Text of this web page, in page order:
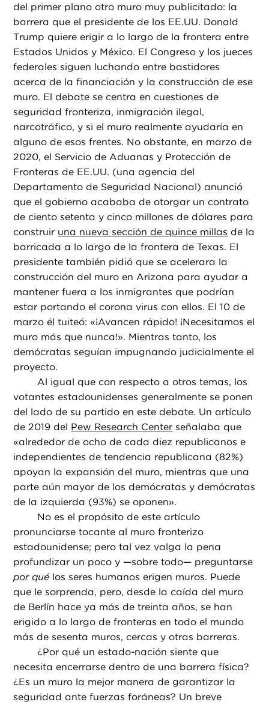
del primer plano otro muro muy publicitado: la
barrera que el presidente de los EE.UU. Donald
Trump quiere erigir a lo largo de la frontera entre
Estados Unidos y México. El Congreso y los jueces
federales siguen luchando entre bastidores
acerca de la financiación y la construcción de ese
muro. El debate se centra en cuestiones de
seguridad fronteriza, inmigración ilegal,
narcotráfico, y si el muro realmente ayudaría en
alguno de esos frentes. No obstante, en marzo de
2020, el Servicio de Aduanas y Protección de
Fronteras de EE.UU. (una agencia del
Departamento de Seguridad Nacional) anunció
que el gobierno acababa de otorgar un contrato
de ciento setenta y cinco millones de dólares para
construir una nueva sección de quince millas de la
barricada a lo largo de la frontera de Texas. El
presidente también pidió que se acelerara la
construcción del muro en Arizona para ayudar a
mantener fuera a los inmigrantes que podrían
estar portando el corona virus con ellos. El 10 de
marzo él tuiteó: «¡Avancen rápido! ¡Necesitamos el
muro más que nunca!». Mientras tanto, los
demócratas seguían impugnando judicialmente el
proyecto.
Al igual que con respecto a otros temas, los
votantes estadounidenses generalmente se ponen
del lado de su partido en este debate. Un artículo
de 2019 del Pew Research Center señalaba que
«alrededor de ocho de cada diez republicanos e
independientes de tendencia republicana (82%)
apoyan la expansión del muro, mientras que una
parte aún mayor de los demócratas y demócratas
de la izquierda (93%) se oponen».
No es el propósito de este artículo
pronunciarse tocante al muro fronterizo
estadounidense; pero tal vez valga la pena
profundizar un poco y —sobre todo— preguntarse
por qué los seres humanos erigen muros. Puede
que le sorprenda, pero, desde la caída del muro
de Berlín hace ya más de treinta años, se han
erigido a lo largo de fronteras en todo el mundo
más de sesenta muros, cercas y otras barreras.
¿Por qué un estado-nación siente que
necesita encerrarse dentro de una barrera física?
¿Es un muro la mejor manera de garantizar la
seguridad ante fuerzas foráneas? Un breve